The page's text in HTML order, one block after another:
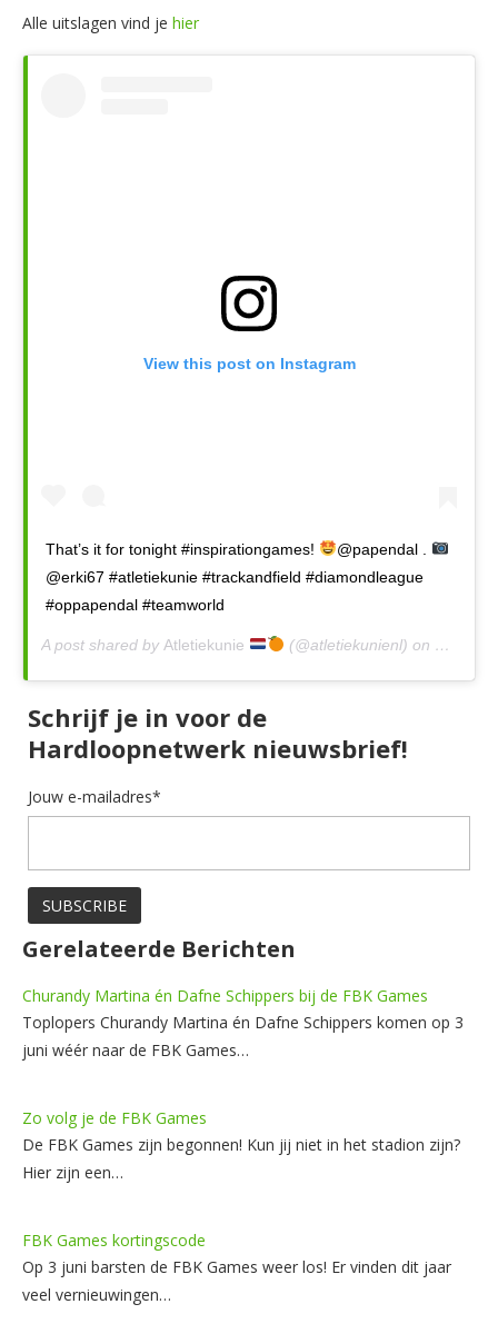
Alle uitslagen vind je hier
View this post on Instagram
That’s it for tonight #inspirationgames!
@papendal .
@erki67 #atletiekunie #trackandfield #diamondleague
#oppapendal #teamworld
A post shared by Atletiekunie (@atletiekunienl) on Jul 9,
Schrijf je in voor de
Hardloopnetwerk nieuwsbrief!
Jouw e-mailadres*
Gerelateerde Berichten
Churandy Martina én Dafne Schippers bij de FBK Games
Toplopers Churandy Martina én Dafne Schippers komen op 3
juni wéér naar de FBK Games…
Zo volg je de FBK Games
De FBK Games zijn begonnen! Kun jij niet in het stadion zijn?
Hier zijn een…
FBK Games kortingscode
Op 3 juni barsten de FBK Games weer los! Er vinden dit jaar
veel vernieuwingen…